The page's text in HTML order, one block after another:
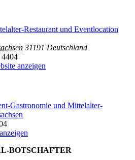
Restaurant und Eventlocation
31191 Deutschland
anzeigen
Gastronomie und Mittelalter-
BOTSCHAFTER